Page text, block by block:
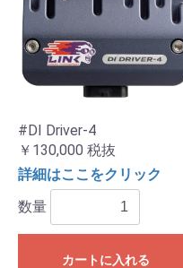
#DI Driver-4
￥130,000 税抜
詳細はここをクリック
数量
カートに入れる